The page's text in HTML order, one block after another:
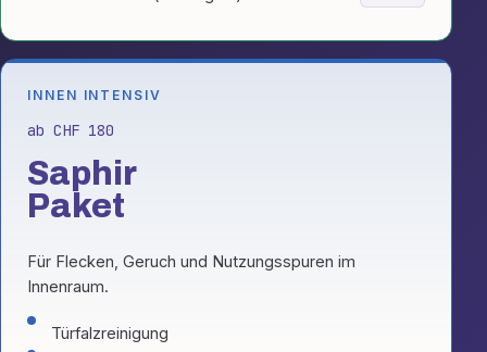
INNEN INTENSIV
ab CHF 180
Saphir
Paket
Für Flecken, Geruch und Nutzungsspuren im
Innenraum.
Türfalzreinigung